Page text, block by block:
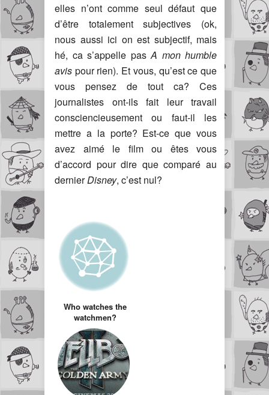
elles n’ont comme seul défaut que
d’être totalement subjectives (ok,
nous aussi ici on est subjectif, mais
hé, ca s’appelle pasA mon humble
avis pour rien). Et vous, qu’est ce que
vous pensez de tout ca? Ces
journalistes ont-ils fait leur travail
consciencieusement ou faut-il les
mettre a la porte? Est-ce que vous
avez aimé le film ou êtes vous
d’accord pour dire que comparé au
dernierDisney, c’est nul?
Who watches the
watchmen?